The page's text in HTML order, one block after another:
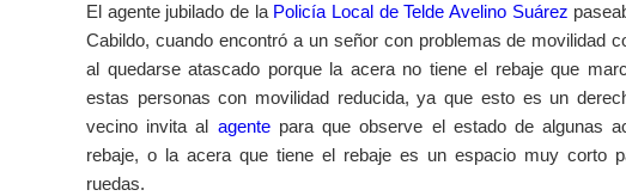
El agente jubilado de la Policía Local de Telde Avelino Suárez
Cabildo, cuando encontró a un señor con problemas de movilidad
al quedarse atascado porque la acera no tiene el rebaje que
estas personas con movilidad reducida, ya que esto es un
vecino invita al agentepara que observe el estado de algunas
rebaje, o la acera que tiene el rebaje es un espacio muy corto
ruedas.